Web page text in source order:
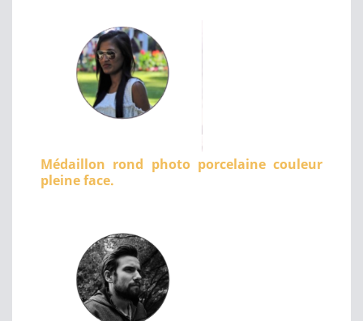
Médaillon rond photo porcelaine couleur
pleine face.